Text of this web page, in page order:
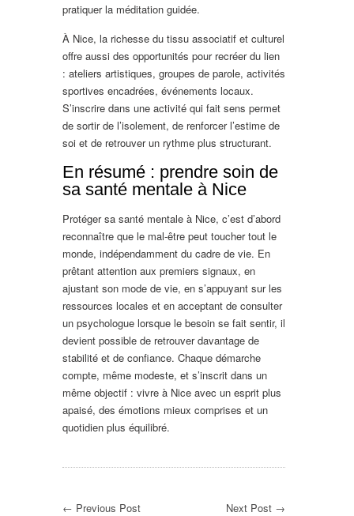
pratiquer la méditation guidée.
À Nice, la richesse du tissu associatif et culturel
offre aussi des opportunités pour recréer du lien
: ateliers artistiques, groupes de parole, activités
sportives encadrées, événements locaux.
S’inscrire dans une activité qui fait sens permet
de sortir de l’isolement, de renforcer l’estime de
soi et de retrouver un rythme plus structurant.
En résumé : prendre soin de
sa santé mentale à Nice
Protéger sa santé mentale à Nice, c’est d’abord
reconnaître que le mal-être peut toucher tout le
monde, indépendamment du cadre de vie. En
prêtant attention aux premiers signaux, en
ajustant son mode de vie, en s’appuyant sur les
ressources locales et en acceptant de consulter
un psychologue lorsque le besoin se fait sentir, il
devient possible de retrouver davantage de
stabilité et de confiance. Chaque démarche
compte, même modeste, et s’inscrit dans un
même objectif : vivre à Nice avec un esprit plus
apaisé, des émotions mieux comprises et un
quotidien plus équilibré.
← Previous Post Next Post →